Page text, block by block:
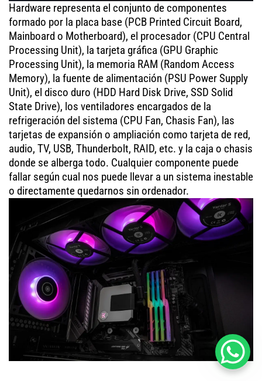
Hardware representa el conjunto de componentes
formado por la placa base (PCB Printed Circuit Board,
Mainboard o Motherboard), el procesador (CPU Central
Processing Unit), la tarjeta gráfica (GPU Graphic
Processing Unit), la memoria RAM (Random Access
Memory), la fuente de alimentación (PSU Power Supply
Unit), el disco duro (HDD Hard Disk Drive, SSD Solid
State Drive), los ventiladores encargados de la
refrigeración del sistema (CPU Fan, Chasis Fan), las
tarjetas de expansión o ampliación como tarjeta de red,
audio, TV, USB, Thunderbolt, RAID, etc. y la caja o chasis
donde se alberga todo. Cualquier componente puede
fallar según cual nos puede llevar a un sistema inestable
o directamente quedarnos sin ordenador.